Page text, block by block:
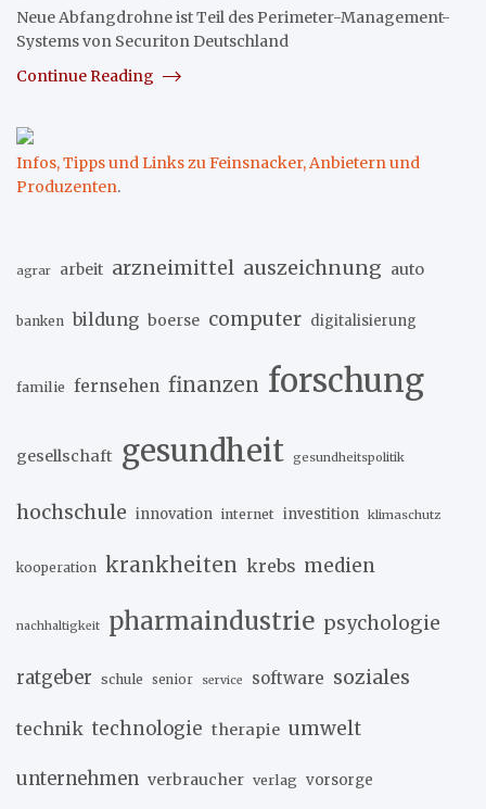
Neue Abfangdrohne ist Teil des Perimeter-Management-
Systems von Securiton Deutschland
Continue Reading
Infos, Tipps und Links zu Feinsnacker, Anbietern und
Produzenten.
agrar arbeit arzneimittel auszeichnung auto
banken bildung boerse computer digitalisierung
familie fernsehen finanzen forschung
gesellschaft gesundheit gesundheitspolitik
hochschule innovation internet investition klimaschutz
kooperation krankheiten krebs medien
nachhaltigkeit pharmaindustrie psychologie
ratgeber schule senior service software soziales
technik technologie therapie umwelt
unternehmen verbraucher verlag vorsorge